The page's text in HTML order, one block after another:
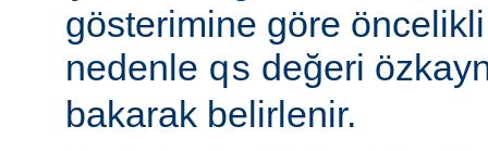
gösterimine göre
nedenle qs değeri
bakarak belirlenir.